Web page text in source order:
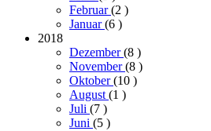
Februar(2 )
Januar(6 )
2018
Dezember(8 )
November(8 )
Oktober(10 )
August (1 )
Juli (7 )
Juni (5 )